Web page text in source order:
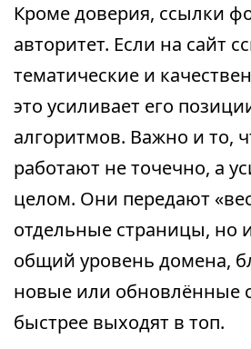
Кроме доверия, ссылки
авторитет. Если на сайт
тематические и
это усиливает его
алгоритмов. Важно и то,
работают не точечно, а
целом. Они передают
отдельные страницы,
общий уровень домена,
новые или обновлённые
быстрее выходят в топ.